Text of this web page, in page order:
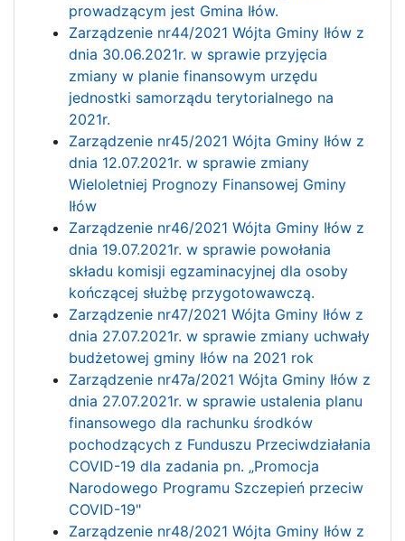
prowadzącym jest Gmina Iłów.
Zarządzenie nr44/2021 Wójta Gminy Iłów z
dnia 30.06.2021r. w sprawie przyjęcia
zmiany w planie finansowym urzędu
jednostki samorządu terytorialnego na
2021r.
Zarządzenie nr45/2021 Wójta Gminy Iłów z
dnia 12.07.2021r. w sprawie zmiany
Wieloletniej Prognozy Finansowej Gminy
Iłów
Zarządzenie nr46/2021 Wójta Gminy Iłów z
dnia 19.07.2021r. w sprawie powołania
składu komisji egzaminacyjnej dla osoby
kończącej służbę przygotowawczą.
Zarządzenie nr47/2021 Wójta Gminy Iłów z
dnia 27.07.2021r. w sprawie zmiany uchwały
budżetowej gminy Iłów na 2021 rok
Zarządzenie nr47a/2021 Wójta Gminy Iłów z
dnia 27.07.2021r. w sprawie ustalenia planu
finansowego dla rachunku środków
pochodzących z Funduszu Przeciwdziałania
COVID-19 dla zadania pn. „Promocja
Narodowego Programu Szczepień przeciw
COVID-19"
Zarządzenie nr48/2021 Wójta Gminy Iłów z